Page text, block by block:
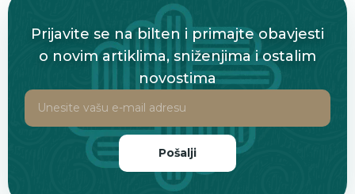
Prijavite se na bilten i primajte obavjesti
o novim artiklima, sniženjima i ostalim
novostima
Pošalji